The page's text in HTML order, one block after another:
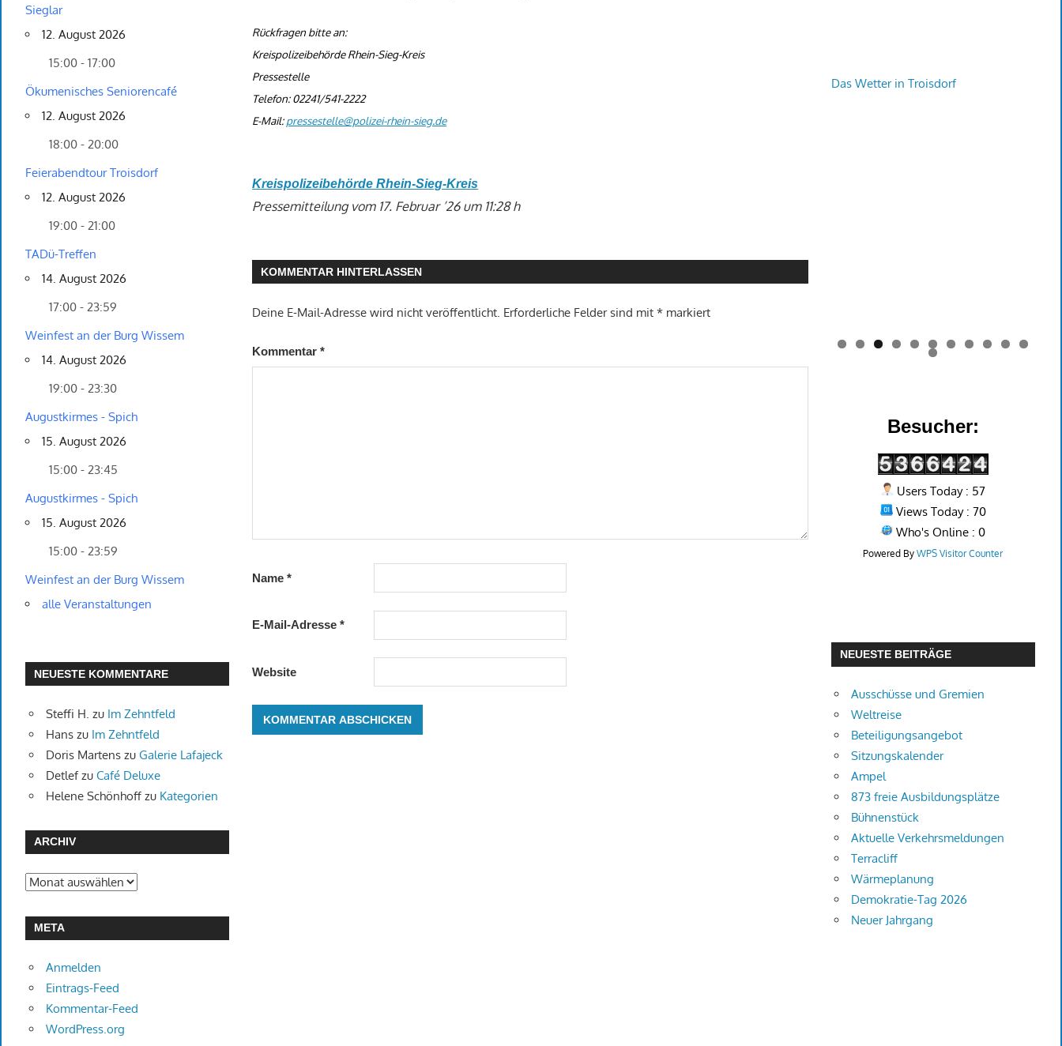
Rückfragen bitte an:
Kreispolizeibehörde Rhein-Sieg-Kreis
Pressestelle
Telefon: 02241/541-2222
E-Mail:pressestelle@polizei-rhein-sieg.de
Kreispolizeibehörde Rhein-Sieg-Kreis
Pressemitteilung vom 17. Februar ’26 um 11:28 h
KOMMENTAR HINTERLASSEN
Deine E-Mail-Adresse wird nicht veröffentlicht. Erforderliche Felder sind mit* markiert
Kommentar*
Name*
E-Mail-Adresse*
Website
Sieglar
12. August 2026
15:00 - 17:00
Ökumenisches Seniorencafé
12. August 2026
18:00 - 20:00
Feierabendtour Troisdorf
12. August 2026
19:00 - 21:00
TADü-Treffen
14. August 2026
17:00 - 23:59
Weinfest an der Burg Wissem
14. August 2026
19:00 - 23:30
Augustkirmes - Spich
15. August 2026
15:00 - 23:45
Augustkirmes - Spich
15. August 2026
15:00 - 23:59
Weinfest an der Burg Wissem
alle Veranstaltungen
NEUESTE KOMMENTARE
Steffi H. zu Im Zehntfeld
Hanszu Im Zehntfeld
Doris Martenszu Galerie Lafajeck
Detlefzu Café Deluxe
Helene Schönhoffzu Kategorien
ARCHIV
Archiv
META
Anmelden
Eintrags-Feed
Kommentar-Feed
WordPress.org
Das Wetter in Troisdorf
0 1
2
Besucher:
Users Today : 57
Views Today : 70
Who's Online : 0
Powered ByWPS Visitor Counter
NEUESTE BEITRÄGE
Ausschüsse und Gremien
Weltreise
Beteiligungsangebot
Sitzungskalender
Ampel
873 freie Ausbildungsplätze
Bühnenstück
Aktuelle Verkehrsmeldungen
Terracliff
Wärmeplanung
Demokratie-Tag 2026
Neuer Jahrgang